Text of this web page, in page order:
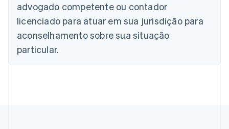
advogado competente ou contador
licenciado para atuar em sua jurisdição para
aconselhamento sobre sua situação
particular.
Bulgária
English
Canadá
China continental